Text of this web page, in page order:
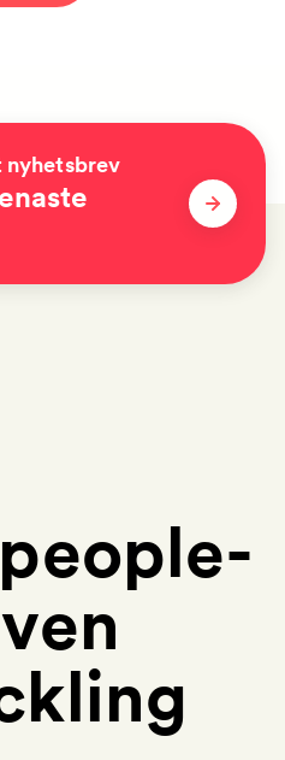
nyhetsbrev